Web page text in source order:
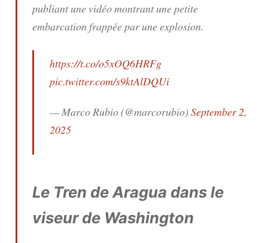
publiant une vidéo montrant une petite
embarcation frappée par une explosion.
https://t.co/o5xOQ6HRFg
pic.twitter.com/s9ktAlDQUi
— Marco Rubio (@marcorubio) September 2,
2025
Le Tren de Aragua dans le
viseur de Washington